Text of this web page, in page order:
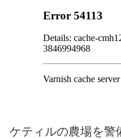
ケティルの農場を警